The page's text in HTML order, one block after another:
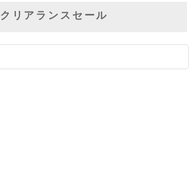
クリアランスセール